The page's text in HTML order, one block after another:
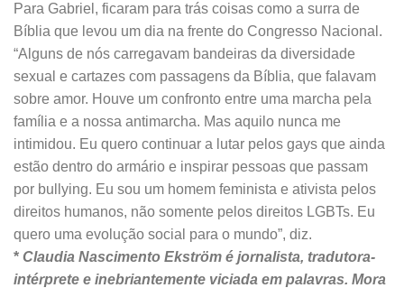
Para Gabriel, ficaram para trás coisas como a surra de
Bíblia que levou um dia na frente do Congresso Nacional.
“Alguns de nós carregavam bandeiras da diversidade
sexual e cartazes com passagens da Bíblia, que falavam
sobre amor. Houve um confronto entre uma marcha pela
família e a nossa antimarcha. Mas aquilo nunca me
intimidou. Eu quero continuar a lutar pelos gays que ainda
estão dentro do armário e inspirar pessoas que passam
por bullying. Eu sou um homem feminista e ativista pelos
direitos humanos, não somente pelos direitos LGBTs. Eu
quero uma evolução social para o mundo”, diz.
* Claudia Nascimento Ekström é jornalista, tradutora-
intérprete e inebriantemente viciada em palavras. Mora